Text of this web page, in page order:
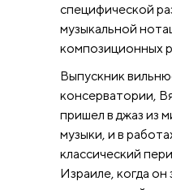
специфической
музыкальной
композиционных
Выпускник
консерватории,
пришел в джаз из
музыки, и в
классический
Израиле, когда он